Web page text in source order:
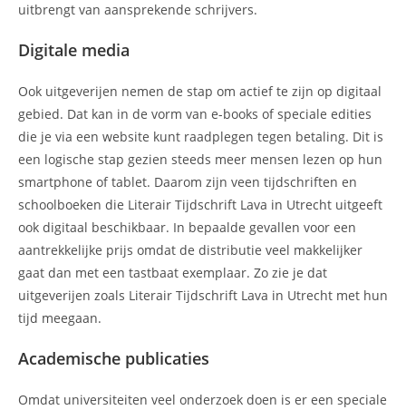
uitbrengt van aansprekende schrijvers.
Digitale media
Ook uitgeverijen nemen de stap om actief te zijn op digitaal
gebied. Dat kan in de vorm van e-books of speciale edities
die je via een website kunt raadplegen tegen betaling. Dit is
een logische stap gezien steeds meer mensen lezen op hun
smartphone of tablet. Daarom zijn veen tijdschriften en
schoolboeken die Literair Tijdschrift Lava in Utrecht uitgeeft
ook digitaal beschikbaar. In bepaalde gevallen voor een
aantrekkelijke prijs omdat de distributie veel makkelijker
gaat dan met een tastbaat exemplaar. Zo zie je dat
uitgeverijen zoals Literair Tijdschrift Lava in Utrecht met hun
tijd meegaan.
Academische publicaties
Omdat universiteiten veel onderzoek doen is er een speciale